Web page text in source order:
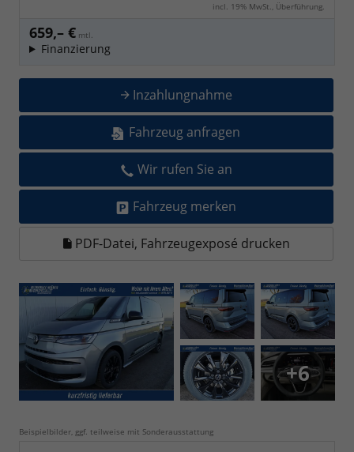
incl. 19% MwSt., Überführung.
659,– € mtl.
Finanzierung
Inzahlungnahme
Fahrzeug anfragen
Wir rufen Sie an
Fahrzeug merken
PDF-Datei, Fahrzeugexposé drucken
+6
Beispielbilder, ggf. teilweise mit Sonderausstattung